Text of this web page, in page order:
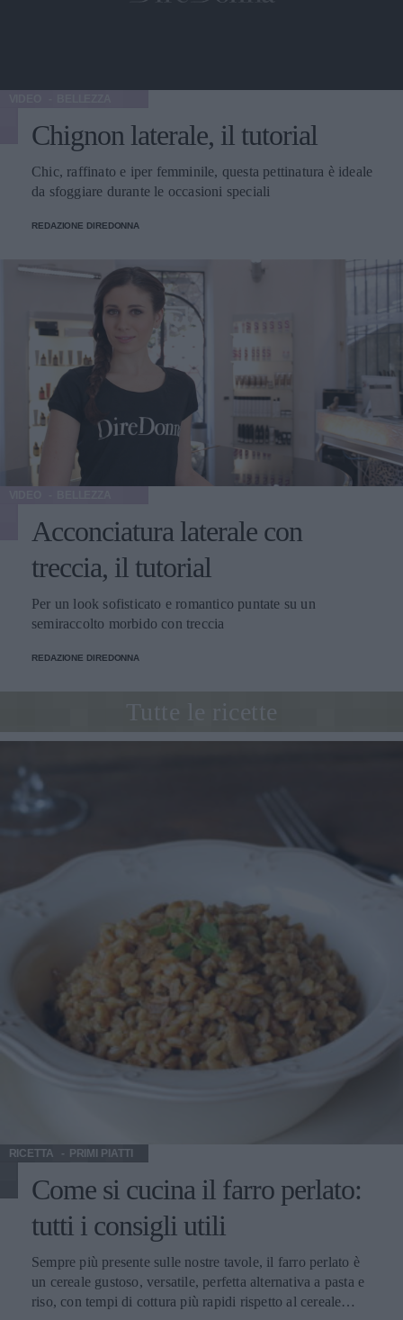
Chignon laterale, il tutorial
Chic, raffinato e iper femminile, questa pettinatura è ideale
da sfoggiare durante le occasioni speciali
REDAZIONE DIREDONNA
Acconciatura laterale con
treccia, il tutorial
Per un look sofisticato e romantico puntate su un
semiraccolto morbido con treccia
REDAZIONE DIREDONNA
Tutte le ricette
RICETTA PRIMI PIATTI
Come si cucina il farro perlato:
tutti i consigli utili
Sempre più presente sulle nostre tavole, il farro perlato è
un cereale gustoso, versatile, perfetta alternativa a pasta e
riso, con tempi di cottura più rapidi rispetto al cereale